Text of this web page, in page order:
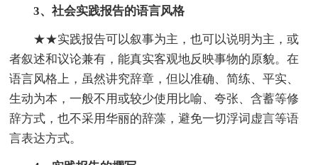
3、社会实践报告的语言风格
★★实践报告可以叙事为主，也可以说明为主，或
者叙述和议论兼有，能真实客观地反映事物的原貌。在
语言风格上，虽然讲究辞章，但以准确、简练、平实、
生动为本，一般不用或较少使用比喻、夸张、含蓄等修
辞方式，也不采用华丽的辞藻，避免一切浮词虚言等语
言表达方式。